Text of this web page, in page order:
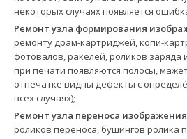
некоторых случаях появляется
Ремонт узла формирования
ремонту драм-картриджей, копи-
фотовалов, ракелей, роликов заряда
при печати появляются полосы,
отпечатке видны дефекты с
всех случаях);
Ремонт узла переноса изображения
роликов переноса, бушингов ролика